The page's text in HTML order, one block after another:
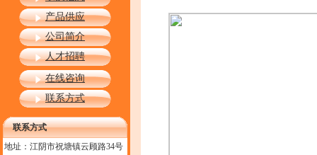
产品供应
公司简介
人才招聘
在线咨询
联系方式
联系方式
地址：江阴市祝塘镇云顾路34号